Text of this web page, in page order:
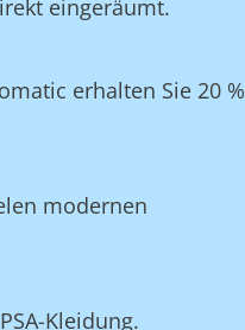
eingeräumt.
erhalten Sie 20 %
modernen
Kleidung.